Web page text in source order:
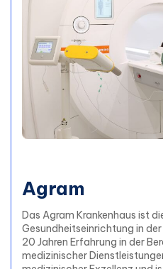
Agram
Das Agram Krankenhaus ist
Gesundheitseinrichtung in
20 Jahren Erfahrung in der
medizinischer